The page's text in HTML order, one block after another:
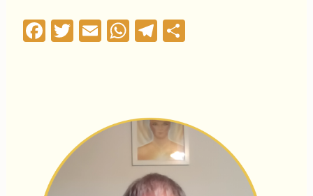
Facebook
Twitter
EmailWhatsApp
Telegram